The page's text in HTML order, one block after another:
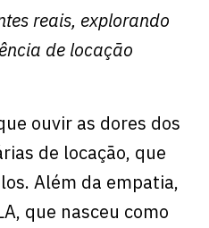
reais, explorando
de locação
ouvir as dores dos
de locação, que
Além da empatia,
que nasceu como